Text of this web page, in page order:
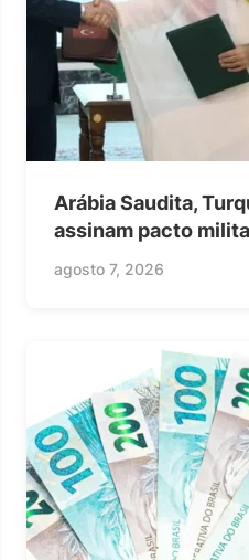
Arábia Saudita,
assinam pacto
agosto 7, 2026